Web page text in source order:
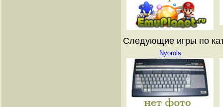
Следующие игры по
Nyorols